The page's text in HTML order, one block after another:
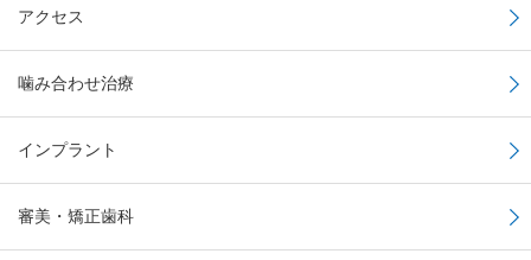
アクセス
噛み合わせ治療
インプラント
審美・矯正歯科